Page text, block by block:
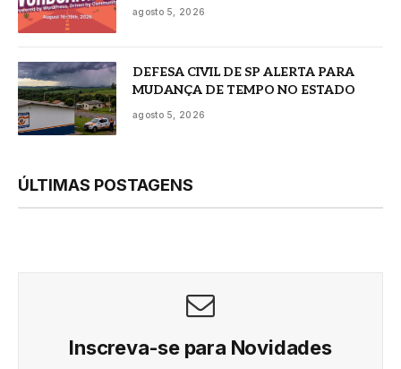
agosto 5, 2026
DEFESA CIVIL DE SP ALERTA PARA
MUDANÇA DE TEMPO NO ESTADO
agosto 5, 2026
ÚLTIMAS POSTAGENS
Inscreva-se para Novidades